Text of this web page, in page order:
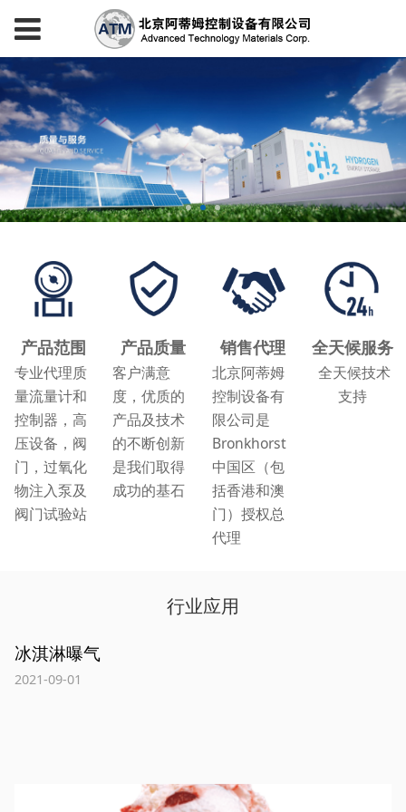
产品范围
专业代理质
量流量计和
控制器，高
压设备，阀
门，过氧化
物注入泵及
阀门试验站
产品质量
客户满意
度，优质的
产品及技术
的不断创新
是我们取得
成功的基石
销售代理
北京阿蒂姆
控制设备有
限公司是
Bronkhorst
中国区（包
括香港和澳
门）授权总
代理
全天候服务
全天候技术
支持
行业应用
冰淇淋曝气
2021-09-01